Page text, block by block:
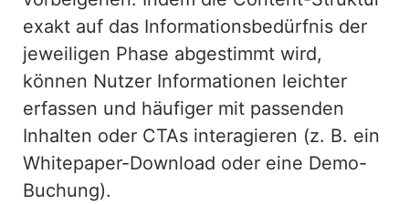
exakt auf das Informationsbedürfnis der
jeweiligen Phase abgestimmt wird,
können Nutzer Informationen leichter
erfassen und häufiger mit passenden
Inhalten oder CTAs interagieren (z. B. ein
Whitepaper-Download oder eine Demo-
Buchung).